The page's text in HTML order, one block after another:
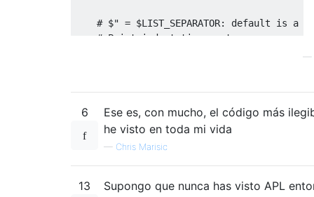
# $" = $LIST_SEPARATOR: default is a
    # Print indentation + stars
# Approximation of Pi based on surface
6
Ese es, con mucho, el código más
he visto en toda mi vida
— Chris Marisic
13 Supongo que nunca has visto APL